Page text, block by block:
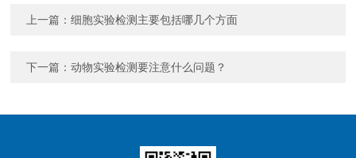
上一篇：细胞实验检测主要包括哪几个方面
下一篇：动物实验检测要注意什么问题？